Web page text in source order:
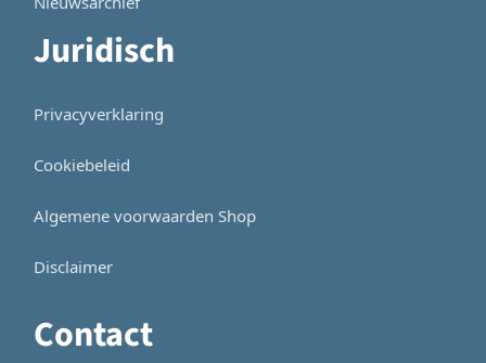
Juridisch
Privacyverklaring
Cookiebeleid
Algemene voorwaarden Shop
Disclaimer
Contact